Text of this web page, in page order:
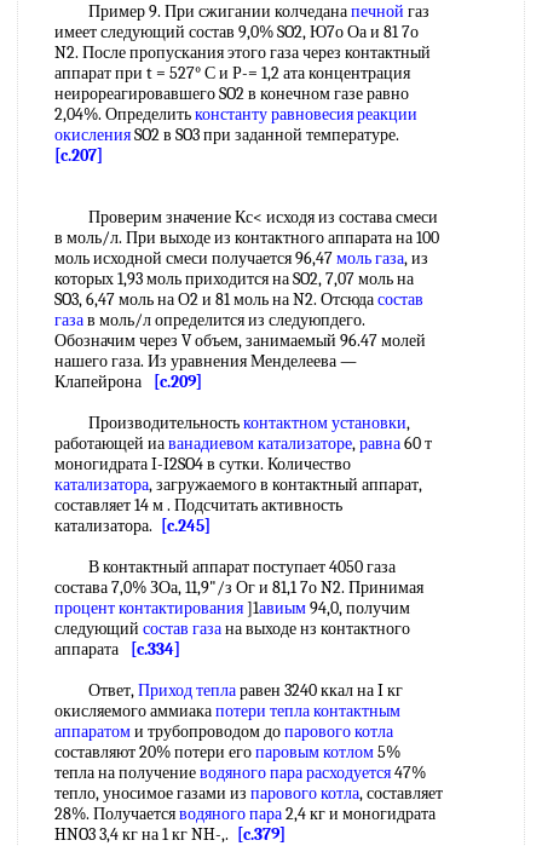
Пример 9. При сжигании колчеданапечной газ
имеет следующий состав 9,0% SO2, Ю7о Оа и 81 7о
N2. После пропускания этого газа через контактный
аппарат при t = 527° С и Р-= 1,2 ата концентрация
неирореагировавшего SO2 в конечном газе равно
2,04%. Определитьконстанту равновесия реакции
окисленияSO2 в SO3 при заданной температуре.
[c.207]
Проверим значение Кс< исходя из состава смеси
в моль/л. При выходе из контактного аппарата на 100
моль исходной смеси получается 96,47моль газа, из
которых 1,93 моль приходится на SO2, 7,07 моль на
SO3, 6,47 моль на О2 и 81 моль на N2. Отсюдасостав
газав моль/л определится из следуюпдего.
Обозначим через V объем, занимаемый 96.47 молей
нашего газа. Из уравнения Менделеева —
Клапейрона
[c.209]
Производительностьконтактном установки,
работающей иаванадиевом катализаторе,равна60 т
моногидрата I-I2SO4 в сутки. Количество
катализатора, загружаемого в контактный аппарат,
составляет 14 м . Подсчитать активность
катализатора.
[c.245]
В контактный аппарат поступает 4050 газа
состава 7,0% ЗОа, 11,9"/з Ог и 81,1 7о N2. Принимая
процент контактирования]1авиым94,0, получим
следующий состав газана выходе нз контактного
аппарата
[c.334]
Ответ,Приход тепларавен 3240 ккал на I кг
окисляемого аммиакапотери тепла контактным
аппаратоми трубопроводом допарового котла
составляют 20% потери егопаровым котлом5%
тепла на получениеводяного пара расходуется47%
тепло, уносимое газами из парового котла, составляет
28%. Получаетсяводяного пара2,4 кг и моногидрата
HNO3 3,4 кг на 1 кг NH-,.
[c.379]